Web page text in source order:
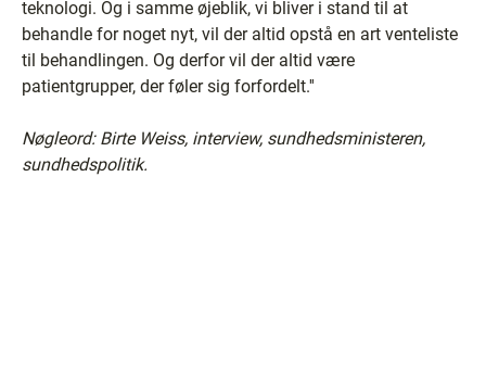
teknologi. Og i samme øjeblik, vi bliver i stand til at
behandle for noget nyt, vil der altid opstå en art venteliste
til behandlingen. Og derfor vil der altid være
patientgrupper, der føler sig forfordelt.''
Nøgleord: Birte Weiss, interview, sundhedsministeren,
sundhedspolitik.